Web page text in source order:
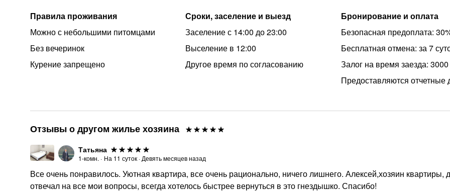
Правила проживания
Можно с небольшими питомцами
Без вечеринок
Курение запрещено
Сроки, заселение и выезд
Заселение с 14:00 до 23:00
Выселение в 12:00
Другое время по согласованию
Бронирование и оплата
Безопасная предоплата:
Бесплатная отмена: за 7
Залог на время заезда:
Предоставляются отчетные
Отзывы о другом жилье хозяина
Татьяна
1-комн. · На 11 суток · Девять месяцев назад
Все очень понравилось. Уютная квартира, все очень рационально, ничего лишнего. Алексей,хозяин квартиры,
отвечал на все мои вопросы, всегда хотелось быстрее вернуться в это гнездышко. Спасибо!